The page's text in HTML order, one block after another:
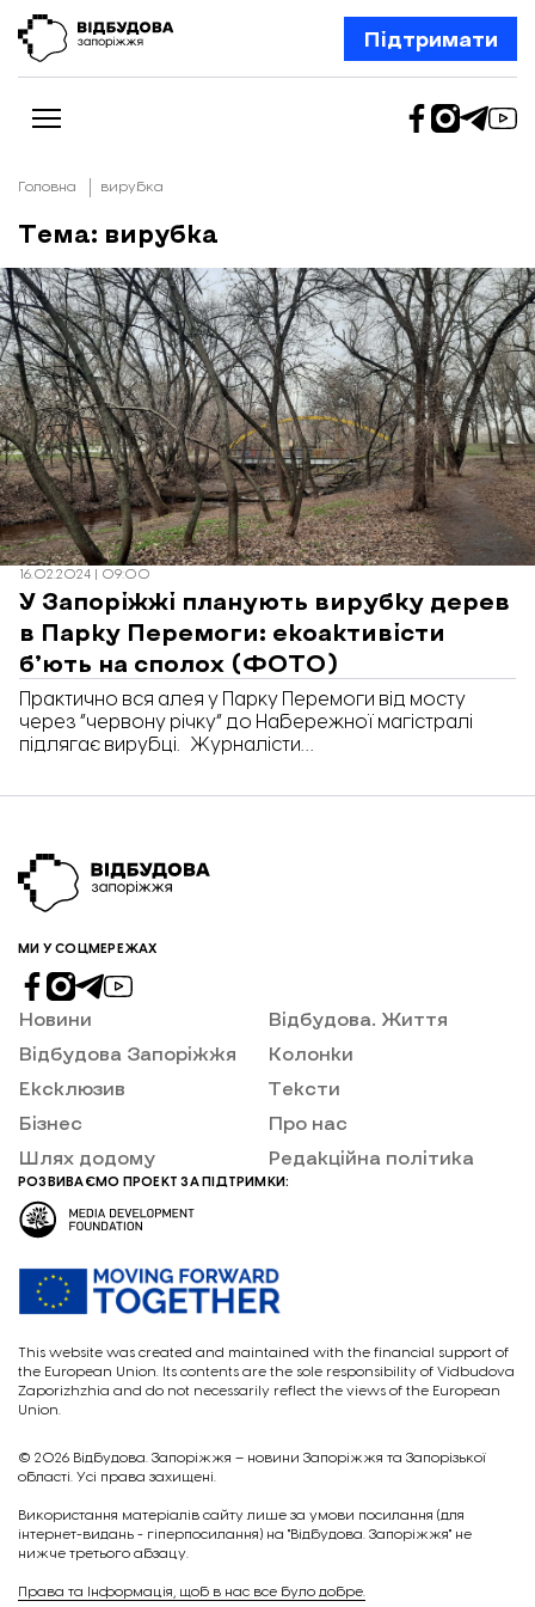
Підтримати
Новини
Відбудова Запоріжжя
Ексклюзив
Бізнес
Шлях додому
Відбудова. Життя
Колонки
Про нас
Редакційна політика
Головна вирубка
Тема: вирубка
16.02.2024 | 09:00
У Запоріжжі планують вирубку дерев
в Парку Перемоги: екоактивісти
б’ють на сполох (ФОТО)
Практично вся алея у Парку Перемоги від мосту
через “червону річку” до Набережної магістралі
підлягає вирубці. Журналісти
екоактивісткою Ольгою Сладковою, яка
нещадної вирубки дерев. Ольга розповіла, що про
вирубку дерев у парку відпочинку вперше дізналася
з публікації запорізького письменника-журналіста,
МИ У СОЦМЕРЕЖАХ
Новини
Відбудова Запоріжжя
Ексклюзив
Бізнес
Шлях додому
Відбудова. Життя
Колонки
Тексти
Про нас
Редакційна політика
РОЗВИВАЄМО ПРОЕКТ ЗА ПІДТРИМКИ:
This website was created and maintained with the financial support of
the European Union. Its contents are the sole responsibility of Vidbudova
Zaporizhzhia and do not necessarily reflect the views of the European
Union.
© 2026 Відбудова. Запоріжжя – новини Запоріжжя та Запорізької
області. Усі права захищені.
Викориcтання матеріалів сайту лише за умови посилання (для
інтернет-видань - гіперпосилання) на "Відбудова. Запоріжжя" не
нижче третього абзацу.
Права та Інформація, щоб в нас все було добре.